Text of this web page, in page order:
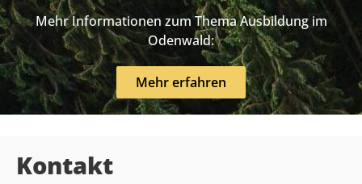
Mehr Informationen zum Thema Ausbildung im
Odenwald:
Mehr erfahren
Kontakt